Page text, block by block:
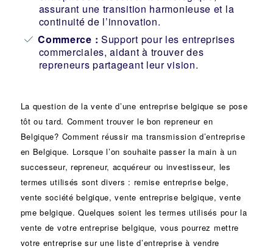
assurant une transition harmonieuse et la
continuité de l’innovation.
Commerce : Support pour les entreprises
commerciales, aidant à trouver des
repreneurs partageant leur vision.
La question de la vente d’une entreprise belgique se pose
tôt ou tard. Comment trouver le bon repreneur en
Belgique? Comment réussir ma transmission d’entreprise
en Belgique. Lorsque l’on souhaite passer la main à un
successeur, repreneur, acquéreur ou investisseur, les
termes utilisés sont divers : remise entreprise belge,
vente société belgique, vente entreprise belgique, vente
pme belgique. Quelques soient les termes utilisés pour la
vente de votre entreprise belgique, vous pourrez mettre
votre entreprise sur une liste d’entreprise à vendre